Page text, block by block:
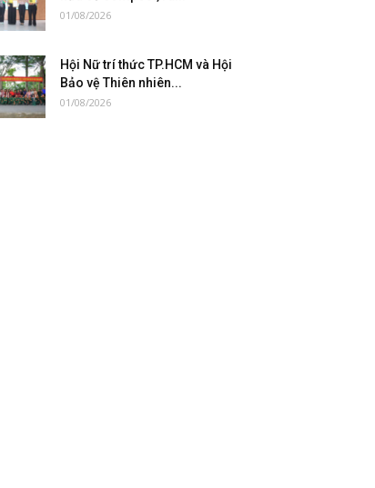
01/08/2026
Hội Nữ trí thức TP.HCM và Hội
Bảo vệ Thiên nhiên...
01/08/2026